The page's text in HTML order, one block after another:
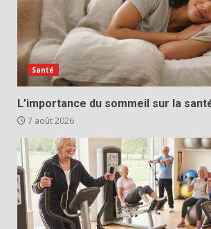
Santé
L’importance du sommeil sur la
7 août 2026